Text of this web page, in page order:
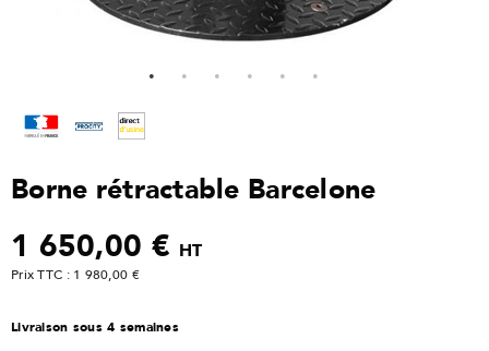
Borne rétractable Barcelone
1 650,00 € HT
Prix TTC : 1 980,00 €
Livraison sous 4 semaines